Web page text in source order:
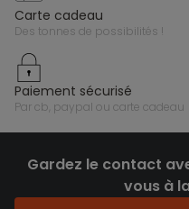
carte cadeau
des tonnes de possibilités !
paiement sécurisé
par cb, paypal ou carte cadeau
Gardez le contact
vous à